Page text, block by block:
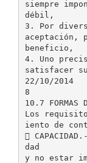
siempre
débil,
3. Por
aceptación,
beneficio,
4. Uno
satisfacer
22/10/2014
8
10.7 FORMAS
Los
iento de

dad
y no estar